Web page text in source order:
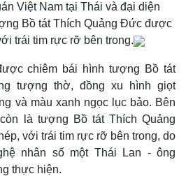
Multimedia
Ảnh
E-Magazine
Infographic
Việt Nam tại Thái và đại diện
Bồ tát Thích Quảng Đức được
trái tim rực rỡ bên trong.
chiêm bái hình tượng Bồ tát
tượng thờ, đồng xu hình giọt
và màu xanh ngọc lục bảo. Bên
là tượng Bồ tát Thích Quảng
với trái tim rực rỡ bên trong, do
nhân số một Thái Lan - ông
thực hiện.